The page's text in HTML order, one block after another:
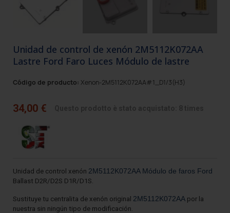
Unidad de control de xenón 2M5112K072AA
Lastre Ford Faro Luces Módulo de lastre
Código de producto: Xenon-2M5112K072AA#1_D1/3(H3)
34,00 €
Unidad de control xenón 2M5112K072AA Módulo de faros Ford
Ballast D2R/D2S D1R/D1S.
Sustituye tu centralita de xenón original 2M5112K072AA por la
nuestra sin ningún tipo de modificación.